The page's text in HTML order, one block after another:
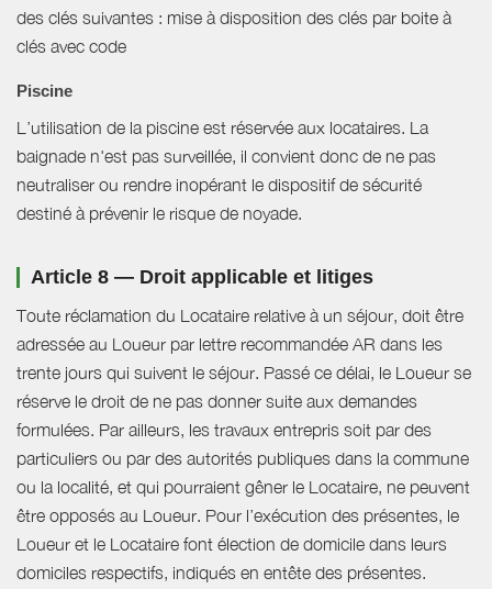
des clés suivantes : mise à disposition des clés par boite à
clés avec code
Piscine
L’utilisation de la piscine est réservée aux locataires. La
baignade n'est pas surveillée, il convient donc de ne pas
neutraliser ou rendre inopérant le dispositif de sécurité
destiné à prévenir le risque de noyade.
Article 8 — Droit applicable et litiges
Toute réclamation du Locataire relative à un séjour, doit être
adressée au Loueur par lettre recommandée AR dans les
trente jours qui suivent le séjour. Passé ce délai, le Loueur se
réserve le droit de ne pas donner suite aux demandes
formulées. Par ailleurs, les travaux entrepris soit par des
particuliers ou par des autorités publiques dans la commune
ou la localité, et qui pourraient gêner le Locataire, ne peuvent
être opposés au Loueur. Pour l’exécution des présentes, le
Loueur et le Locataire font élection de domicile dans leurs
domiciles respectifs, indiqués en entête des présentes.